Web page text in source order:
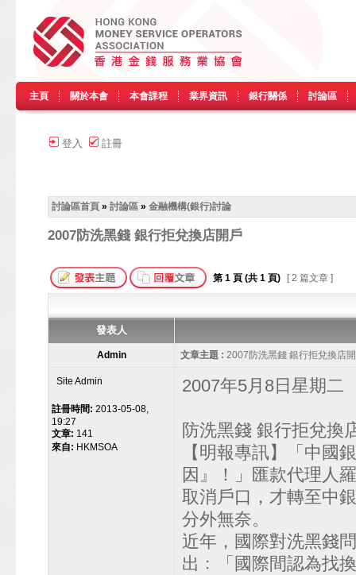
主頁 關於本會 本會課程 業界資訊 銀行關係 討論區
登入 註冊
討論區首頁 » 討論區 » 金融機構(銀行)討論
2007防洗黑錢 銀行拒兌換店開戶
第 1 頁 (共 1 頁) [ 2 篇文章 ]
發表人
Admin 文章主題 : 2007防洗黑錢 銀行拒兌換店
Site Admin
註冊時間: 2013-05-08,
19:27
文章: 141
來自: HKMSOA
2007年5月8日星期二
防洗黑錢 銀行拒兌換
【明報專訊】「中國
因』！」匯款代理人
取消戶口，才轉至中
分外無奈。
近年，國際對洗黑錢
出﹕「國際間認為找